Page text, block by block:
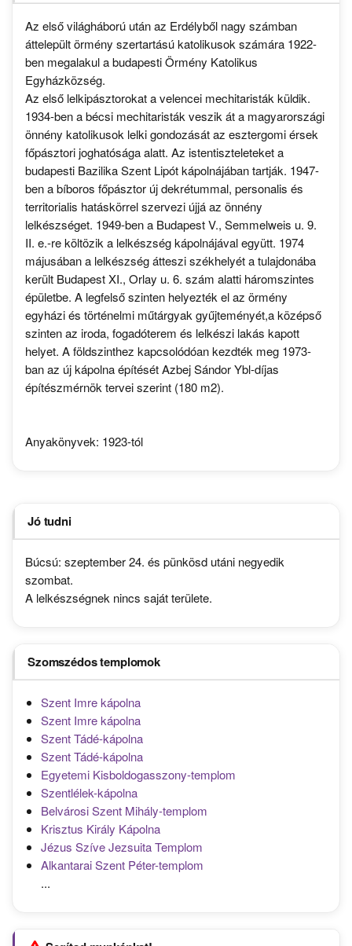
Az első világháború után az Erdélyből nagy számban
áttelepült örmény szertartású katolikusok számára 1922-
ben megalakul a budapesti Örmény Katolikus
Egyházközség.
Az első lelkipásztorokat a velencei mechitaristák küldik.
1934-ben a bécsi mechitaristák veszik át a magyarországi
önnény katolikusok lelki gondozását az esztergomi érsek
főpásztori joghatósága alatt. Az istentiszteleteket a
budapesti Bazilika Szent Lipót kápolnájában tartják. 1947-
ben a bíboros főpásztor új dekrétummal, personalis és
territorialis hatáskörrel szervezi újjá az önnény
lelkészséget. 1949-ben a Budapest V., Semmelweis u. 9.
II. e.-re költözik a lelkészség kápolnájával együtt. 1974
májusában a lelkészség átteszi székhelyét a tulajdonába
került Budapest XI., Orlay u. 6. szám alatti háromszintes
épületbe. A legfelső szinten helyezték el az örmény
egyházi és történelmi műtárgyak gyűjteményét,a középső
szinten az iroda, fogadóterem és lelkészi lakás kapott
helyet. A földszinthez kapcsolódóan kezdték meg 1973-
ban az új kápolna építését Azbej Sándor Ybl-díjas
építészmérnök tervei szerint (180 m2).
Anyakönyvek: 1923-tól
Jó tudni
Búcsú: szeptember 24. és pünkösd utáni negyedik
szombat.
A lelkészségnek nincs saját területe.
Szomszédos templomok
Szent Imre kápolna
Szent Imre kápolna
Szent Tádé-kápolna
Szent Tádé-kápolna
Egyetemi Kisboldogasszony-templom
Szentlélek-kápolna
Belvárosi Szent Mihály-templom
Krisztus Király Kápolna
Jézus Szíve Jezsuita Templom
Alkantarai Szent Péter-templom
...